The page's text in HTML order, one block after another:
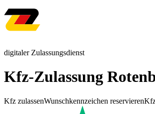
digitaler Zulassungsdienst
Kfz-Zulassung
Kfz zulassenWunschkennzeichen reservieren